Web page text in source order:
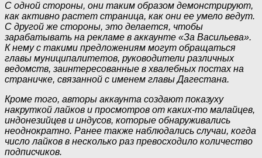
С одной стороны, они таким образом демонстрируют,
как активно растет страница, как они ее умело ведут.
С другой же стороны, это делается, чтобы
зарабатывать на рекламе в аккаунте «За Васильева».
К нему с такими предложениям могут обращаться
главы муниципалитетов, руководители различных
ведомств, заинтересованные в хвалебных постах на
страничке, связанной с именем главы Дагестана.
Кроме того, авторы аккаунта создают показуху
накруткой лайков и просмотров от каких-то малайцев,
индонезийцев и индусов, которые обнаруживались
неоднократно. Ранее также наблюдались случаи, когда
число лайков в несколько раз превосходило количество
подписчиков.